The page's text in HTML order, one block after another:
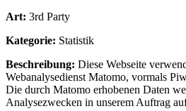
Art: 3rd Party
Kategorie: Statistik
Beschreibung: Diese Webseite
Webanalysedienst Matomo, vormals
Die durch Matomo erhobenen Daten
Analysezwecken in unserem Auftrag